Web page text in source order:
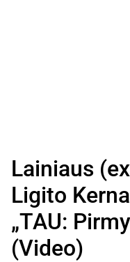
Lainiaus
Ligito
„TAU:
(Video)